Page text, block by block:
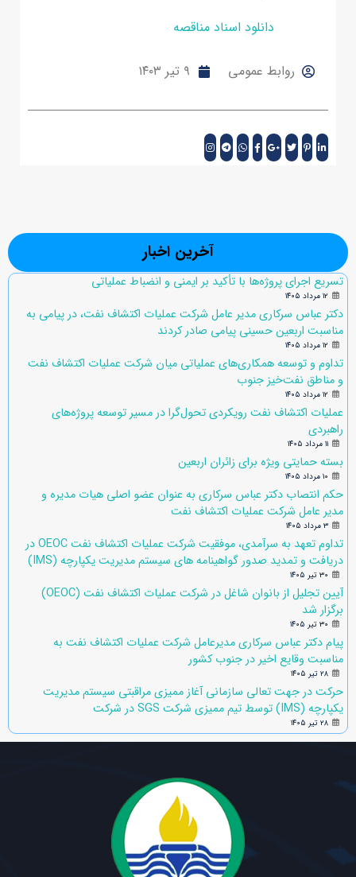
دانلود اسناد مناقصه
روابط عمومی ۹ تیر ۱۴۰۳
آخرین اخبار
تسریع اجرای پروژه‌ها با تأکید بر ایمنی و انضباط عملیاتی
۱۲ مرداد ۱۴۰۵
دکتر عباس سرکاری مدیر عامل شرکت عملیات اکتشاف نفت، در پیامی به
مناسبت اربعین حسینی پیامی صادر کردند
۱۲ مرداد ۱۴۰۵
تداوم و توسعه همکاری‌های عملیاتی میان شرکت عملیات اکتشاف نفت
و مناطق نفت‌خیز جنوب
۱۲ مرداد ۱۴۰۵
عملیات اکتشاف نفت رویکردی تحول‌گرا در مسیر توسعه پروژه‌های
راهبردی
۱۱ مرداد ۱۴۰۵
بسته حمایتی ویژه برای زائران اربعین
۱۰ مرداد ۱۴۰۵
حکم انتصاب دکتر عباس سرکاری به عنوان عضو اصلی هیات مدیره و
مدیر عامل شرکت عملیات اکتشاف نفت
۳ مرداد ۱۴۰۵
تداوم تعهد به سرآمدی، موفقیت شرکت عملیات اکتشاف نفت OEOC در
دریافت و تمدید صدور گواهینامه های سیستم مدیریت یکپارچه (IMS)
۳۰ تیر ۱۴۰۵
آیین تجلیل از بانوان شاغل در شرکت عملیات اکتشاف نفت (OEOC)
برگزار شد
۳۰ تیر ۱۴۰۵
پیام دکتر عباس سرکاری مدیرعامل شرکت عملیات اکتشاف نفت به
مناسبت وقایع اخیر در جنوب کشور
۲۸ تیر ۱۴۰۵
حرکت در جهت تعالی سازمانی آغاز ممیزی مراقبتی سیستم مدیریت
یکپارچه (IMS) توسط تیم ممیزی شرکت SGS در شرکت
۲۸ تیر ۱۴۰۵